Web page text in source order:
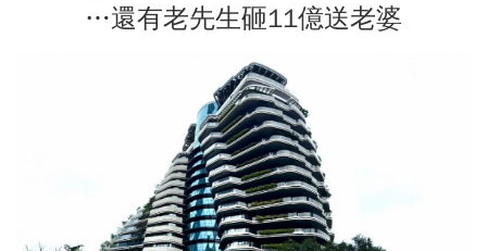
…還有老先生砸11億送老婆